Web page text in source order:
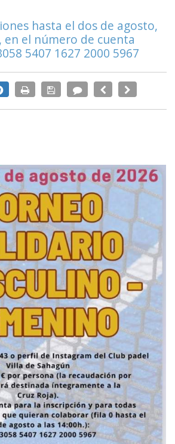
hasta el dos de agosto,
en el número de cuenta
5407 1627 2000 5967